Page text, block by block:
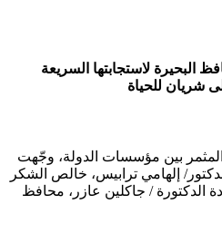
لاستجابتها السريعة
شريان للحياة
بين مؤسسات الدولة، وجّهت
إلهامي ترابيس، خالص الشكر
الدكتورة / جاكلين عازر، محافظ